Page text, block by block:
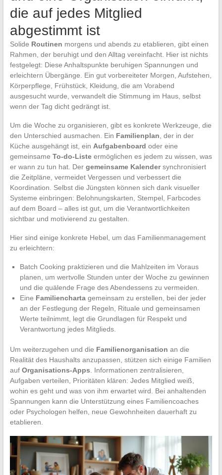
die auf jedes Mitglied
abgestimmt ist
Solide Routinen morgens und abends zu etablieren, gibt einen
Rahmen, der beruhigt und den Alltag vereinfacht. Hier ist nichts
festgelegt: Diese Anhaltspunkte beruhigen Spannungen und
erleichtern Übergänge. Ein gut vorbereiteter Morgen, Aufstehen,
Körperpflege, Frühstück, Kleidung, die am Vorabend
ausgesucht wurde, verwandelt die Stimmung im Haus, selbst
wenn der Tag dicht gedrängt ist.
Um die Woche zu organisieren, gibt es konkrete Werkzeuge, die
den Unterschied ausmachen. Ein Familienplan , der in der
Küche ausgehängt ist, ein Aufgabenboard oder eine
gemeinsame To-do-Listeermöglichen es jedem zu wissen, was
er wann zu tun hat. Der gemeinsame Kalendersynchronisiert
die Zeitpläne, vermeidet Vergessen und verbessert die
Koordination. Selbst die Jüngsten können sich dank visueller
Systeme einbringen: Belohnungskarten, Stempel, Farbcodes
auf dem Board – alles ist gut, um die Verantwortlichkeiten
sichtbar und motivierend zu gestalten.
Hier sind einige konkrete Hebel, um das Familienmanagement
zu erleichtern:
Batch Cooking praktizieren und die Mahlzeiten im Voraus
planen, um wertvolle Stunden unter der Woche zu gewinnen
und die quälende Frage des Abendessens zu vermeiden.
Eine Familienchartagemeinsam zu erstellen, bei der jeder
an der Festlegung der Regeln, Rituale und gemeinsamen
Werte teilnimmt, legt die Grundlagen für Respekt und
Verantwortung jedes Mitglieds.
Um weiterzugehen und die Familienorganisation an die
Realität des Haushalts anzupassen, stützen sich einige Familien
auf Organisations-Apps . Informationen zentralisieren,
Aufgaben verteilen, Prioritäten klären: Jedes Mitglied weiß,
wohin es geht und was von ihm erwartet wird. Bei anhaltenden
Spannungen kann die Unterstützung eines Familiencoaches
oder Psychologen helfen, neue Gewohnheiten dauerhaft zu
etablieren.